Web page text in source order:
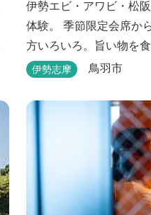
伊勢エビ・アワビ・松
体験。 季節限定会席か
方いろいろ。旨い物を
伊勢志摩 鳥羽市